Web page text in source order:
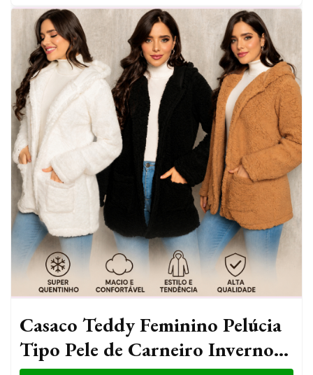
Casaco Teddy Feminino Pelúcia
Tipo Pele de Carneiro Inverno